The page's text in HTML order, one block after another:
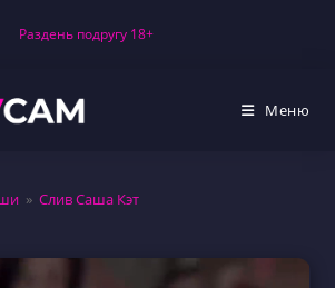
Раздень подругу 18+
Меню
» Слив Саша Кэт